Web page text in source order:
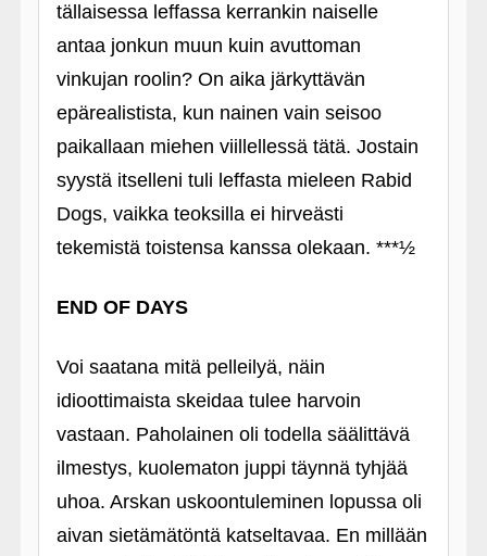
tällaisessa leffassa kerrankin naiselle
antaa jonkun muun kuin avuttoman
vinkujan roolin? On aika järkyttävän
epärealistista, kun nainen vain seisoo
paikallaan miehen viillellessä tätä. Jostain
syystä itselleni tuli leffasta mieleen Rabid
Dogs, vaikka teoksilla ei hirveästi
tekemistä toistensa kanssa olekaan. ***½
END OF DAYS
Voi saatana mitä pelleilyä, näin
idioottimaista skeidaa tulee harvoin
vastaan. Paholainen oli todella säälittävä
ilmestys, kuolematon juppi täynnä tyhjää
uhoa. Arskan uskoontuleminen lopussa oli
aivan sietämätöntä katseltavaa. En millään